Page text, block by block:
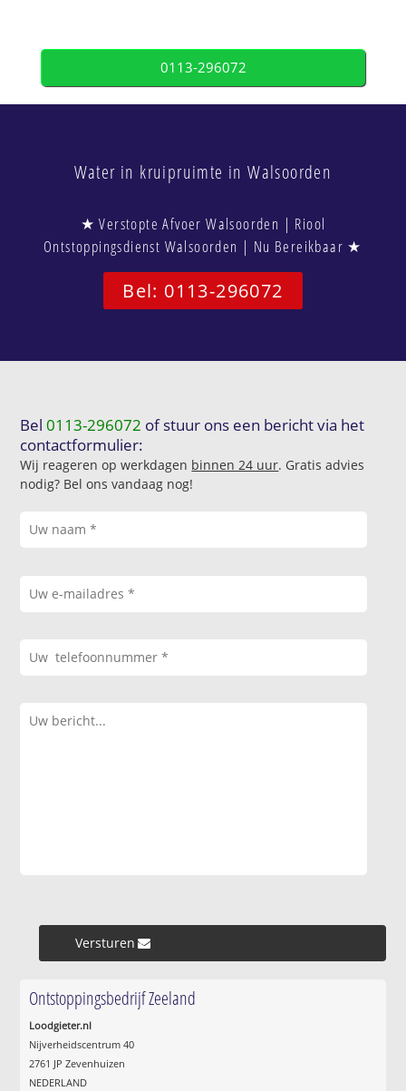
0113-296072
Water in kruipruimte in Walsoorden
★ Verstopte Afvoer Walsoorden | Riool
Ontstoppingsdienst Walsoorden | Nu Bereikbaar ★
Bel: 0113-296072
Bel0113-296072 of stuur ons een bericht via het
contactformulier:
Wij reageren op werkdagen binnen 24 uur. Gratis advies
nodig? Bel ons vandaag nog!
Versturen »
Ontstoppingsbedrijf Zeeland
Loodgieter.nl
Nijverheidscentrum 40
2761 JP Zevenhuizen
NEDERLAND